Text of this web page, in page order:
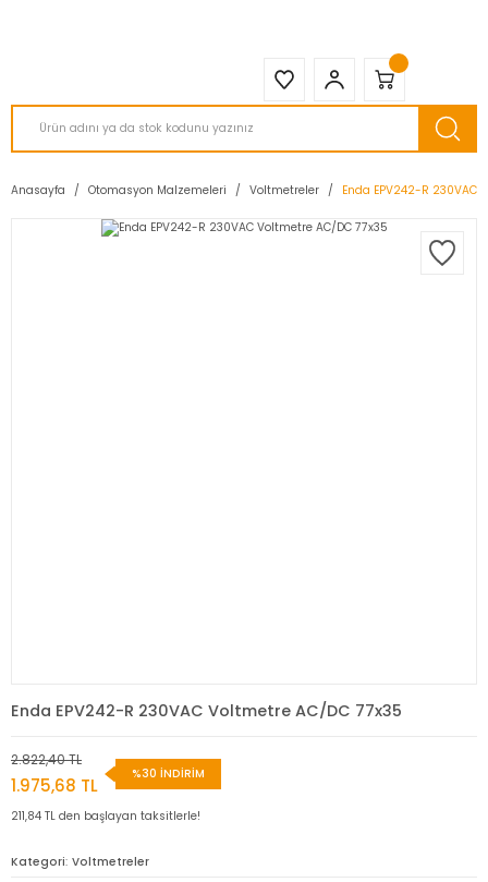
Anasayfa Otomasyon Malzemeleri Voltmetreler Enda EPV242-R 230VAC
Enda EPV242-R 230VAC Voltmetre AC/DC 77x35
2.822,40 TL
1.975,68 TL
%30 İNDİRİM
211,84 TL den başlayan taksitlerle!
Kategori Voltmetreler